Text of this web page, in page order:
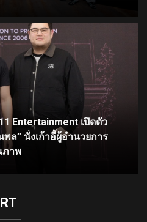
Entertainment เปิดตัว
พล” นั่งเก้าอี้ผู้อำนวยการ
ภาพ